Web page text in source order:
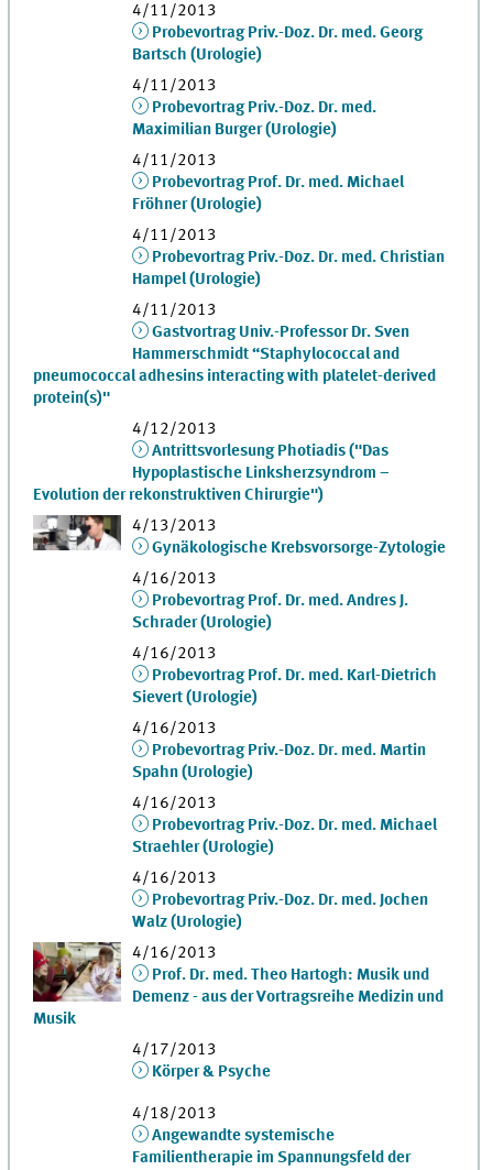
4/11/2013
Probevortrag Priv.-Doz. Dr. med. Georg
Bartsch (Urologie)
4/11/2013
Probevortrag Priv.-Doz. Dr. med.
Maximilian Burger (Urologie)
4/11/2013
Probevortrag Prof. Dr. med. Michael
Fröhner (Urologie)
4/11/2013
Probevortrag Priv.-Doz. Dr. med. Christian
Hampel (Urologie)
4/11/2013
Gastvortrag Univ.-Professor Dr. Sven
Hammerschmidt “Staphylococcal and
pneumococcal adhesins interacting with platelet-derived
protein(s)"
4/12/2013
Antrittsvorlesung Photiadis ("Das
Hypoplastische Linksherzsyndrom –
Evolution der rekonstruktiven Chirurgie")
4/13/2013
Gynäkologische Krebsvorsorge-Zytologie
4/16/2013
Probevortrag Prof. Dr. med. Andres J.
Schrader (Urologie)
4/16/2013
Probevortrag Prof. Dr. med. Karl-Dietrich
Sievert (Urologie)
4/16/2013
Probevortrag Priv.-Doz. Dr. med. Martin
Spahn (Urologie)
4/16/2013
Probevortrag Priv.-Doz. Dr. med. Michael
Straehler (Urologie)
4/16/2013
Probevortrag Priv.-Doz. Dr. med. Jochen
Walz (Urologie)
4/16/2013
Prof. Dr. med. Theo Hartogh: Musik und
Demenz - aus der Vortragsreihe Medizin und
Musik
4/17/2013
Körper & Psyche
4/18/2013
Angewandte systemische
Familientherapie im Spannungsfeld der